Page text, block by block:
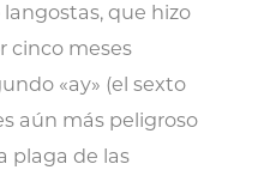
que hizo
cinco meses
«ay» (el sexto
aún más peligroso
plaga de las